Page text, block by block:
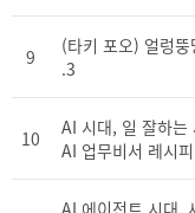
9
(타키 포오) 얼렁
.3
10
AI 시대, 일 잘하는
AI 업무비서 레시피
AI 에이전트 시대,